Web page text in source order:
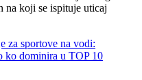
na koji se ispituje uticaj